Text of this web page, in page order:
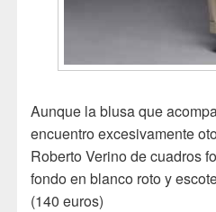
Aunque la blusa que
encuentro excesivamente
Roberto Verino de cuadros
fondo en blanco roto y
(140 euros)